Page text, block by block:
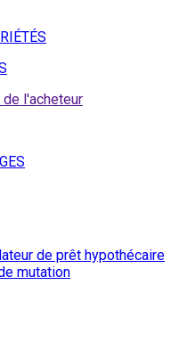
de l'acheteur
de prêt hypothécaire
mutation